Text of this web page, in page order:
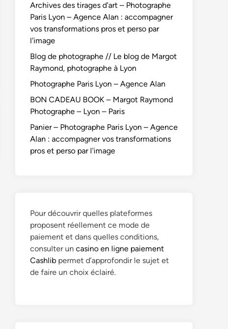
Archives des tirages d'art – Photographe
Paris Lyon – Agence Alan : accompagner
vos transformations pros et perso par
l'image
Blog de photographe // Le blog de Margot
Raymond, photographe à Lyon
Photographe Paris Lyon – Agence Alan
BON CADEAU BOOK – Margot Raymond
Photographe – Lyon – Paris
Panier – Photographe Paris Lyon – Agence
Alan : accompagner vos transformations
pros et perso par l'image
Pour découvrir quelles plateformes
proposent réellement ce mode de
paiement et dans quelles conditions,
consulter un casino en ligne paiement
Cashlib permet d’approfondir le sujet et
de faire un choix éclairé.